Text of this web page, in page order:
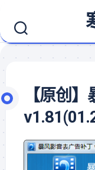
content
【原创